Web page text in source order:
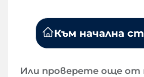
Към начална
Или проверете още